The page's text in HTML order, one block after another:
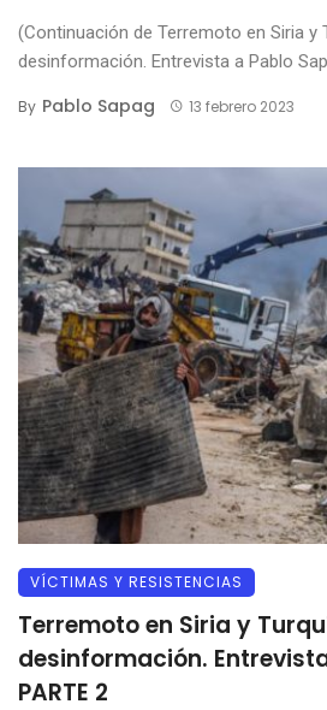
(Continuación de Terremoto en Siria y
desinformación. Entrevista a Pablo
By Pablo Sapag 13 febrero 2023
VÍCTIMAS Y RESISTENCIAS
Terremoto en Siria y
desinformación.
PARTE 2